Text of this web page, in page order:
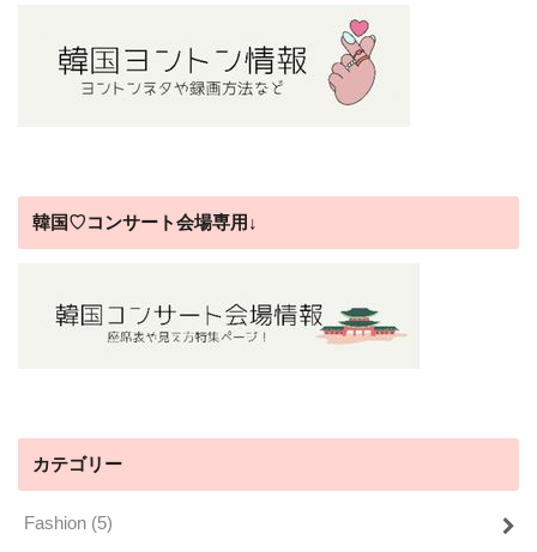
韓国♡コンサート会場専用↓
カテゴリー
Fashion (5)